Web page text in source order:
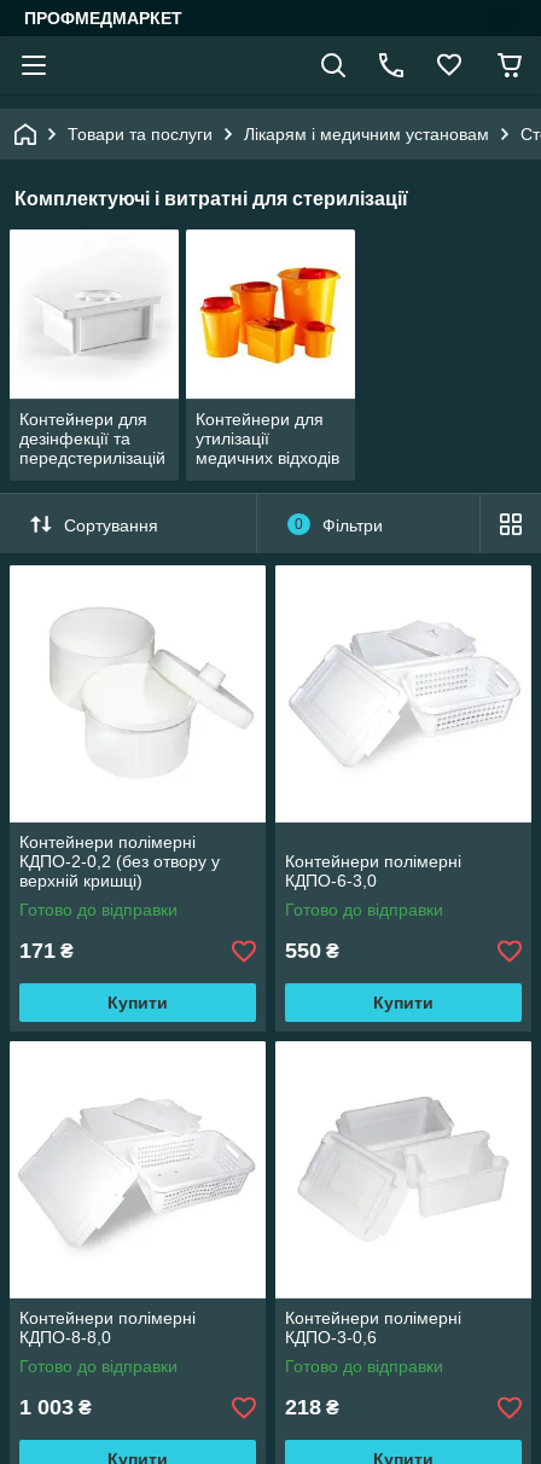
ПРОФМЕДМАРКЕТ
Товари та послуги Лікарям і медичним установам
Комплектуючі і витратні для стерилізації
Контейнери для
дезінфекції та
передстерилізацій
Контейнери для
утилізації
медичних відходів
Сортування 0 Фільтри
Контейнери полімерні
КДПО-2-0,2 (без отвору у
верхній кришці)
Готово до відправки
171 ₴
Купити
Контейнери полімерні
КДПО-6-3,0
Готово до відправки
550 ₴
Купити
Контейнери полімерні
КДПО-8-8,0
Готово до відправки
1 003 ₴
Купити
Контейнери полімерні
КДПО-3-0,6
Готово до відправки
218 ₴
Купити